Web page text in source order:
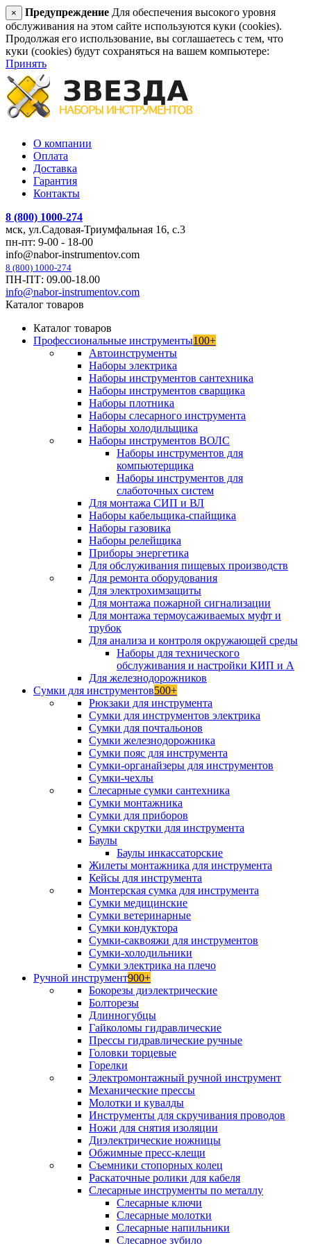
× Предупреждение Для обеспечения высокого уровня
обслуживания на этом сайте используются куки (cookies).
Продолжая его использование, вы соглашаетесь с тем, что
куки (cookies) будут сохраняться на вашем компьютере:
Принять
О компании
Оплата
Доставка
Гарантия
Контакты
8 (800) 1000-274
мск, ул.Садовая-Триумфальная 16, с.3
пн-пт: 9-00 - 18-00
info@nabor-instrumentov.com
8 (800) 1000-274
ПН-ПТ: 09.00-18.00
info@nabor-instrumentov.com
Каталог товаров
Каталог товаров
Профессиональные инструменты100+
Автоинструменты
Наборы электрика
Наборы инструментов сантехника
Наборы инструментов сварщика
Наборы плотника
Наборы слесарного инструмента
Наборы холодильщика
Наборы инструментов ВОЛС
Наборы инструментов для
компьютерщика
Наборы инструментов для
слаботочных систем
Для монтажа СИП и ВЛ
Наборы кабельщика-спайщика
Наборы газовика
Наборы релейщика
Приборы энергетика
Для обслуживания пищевых производств
Для ремонта оборудования
Для электрохимзащиты
Для монтажа пожарной сигнализации
Для монтажа термоусаживаемых муфт и
трубок
Для анализа и контроля окружающей среды
Наборы для технического
обслуживания и настройки КИП и А
Для железнодорожников
Сумки для инструментов500+
Рюкзаки для инструмента
Сумки для инструментов электрика
Сумки для почтальонов
Сумки железнодорожника
Сумки пояс для инструмента
Сумки-органайзеры для инструментов
Сумки-чехлы
Слесарные сумки сантехника
Сумки монтажника
Сумки для приборов
Сумки скрутки для инструмента
Баулы
Баулы инкассаторские
Жилеты монтажника для инструмента
Кейсы для инструмента
Монтерская сумка для инструмента
Сумки медицинские
Сумки ветеринарные
Сумки кондуктора
Сумки-саквояжи для инструментов
Сумки-холодильники
Сумки электрика на плечо
Ручной инструмент900+
Бокорезы диэлектрические
Болторезы
Длинногубцы
Гайколомы гидравлические
Прессы гидравлические ручные
Головки торцевые
Горелки
Электромонтажный ручной инструмент
Механические прессы
Молотки и кувалды
Инструменты для скручивания проводов
Ножи для снятия изоляции
Диэлектрические ножницы
Обжимные пресс-клещи
Съемники стопорных колец
Раскаточные ролики для кабеля
Слесарные инструменты по металлу
Слесарные ключи
Слесарные молотки
Слесарные напильники
Слесарное зубило